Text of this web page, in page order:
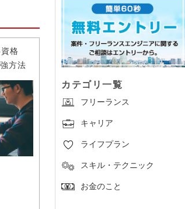
カテゴリ一覧
フリーランス
キャリア
ライフプラン
スキル・テクニック
お金のこと
格
方法